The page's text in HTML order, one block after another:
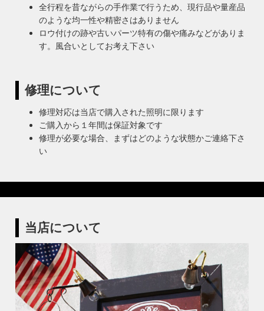
全行程を昔ながらの手作業で行うため、現行品や量産品
のような均一性や精密さはありません
ロウ付けの跡や古いパーツ特有の傷や痛みなどがありま
す。風合いとしてお考え下さい
修理について
修理対応は当店で購入された照明に限ります
ご購入から１年間は保証対象です
修理が必要な場合、まずはどのような状態かご連絡下さ
い
当店について